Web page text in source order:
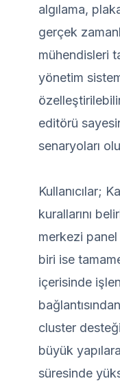
algılama,
gerçek
mühendisleri
yönetim
editörü
senaryoları
Kullanıcılar;
kurallarını
merkezi
biri ise
içerisinde
cluster
büyük
süresinde